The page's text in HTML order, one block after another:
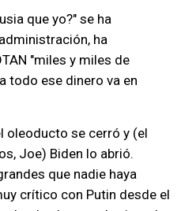
que yo?" se ha
ha
"miles y miles de
todo ese dinero va en
oleoducto se cerró y (el
Joe) Biden lo abrió.
que nadie haya
crítico con Putin desde el